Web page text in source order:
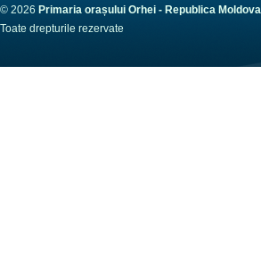
© 2026 Primaria orașului Orhei - Republica Moldova
Toate drepturile rezervate